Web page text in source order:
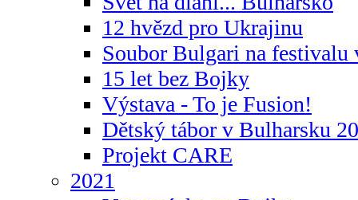
12 hvězd pro Ukrajinu
Soubor Bulgari na festivalu
15 let bez Bojky
Výstava - To je Fusion!
Dětský tábor v Bulharsku
Projekt CARE
2021